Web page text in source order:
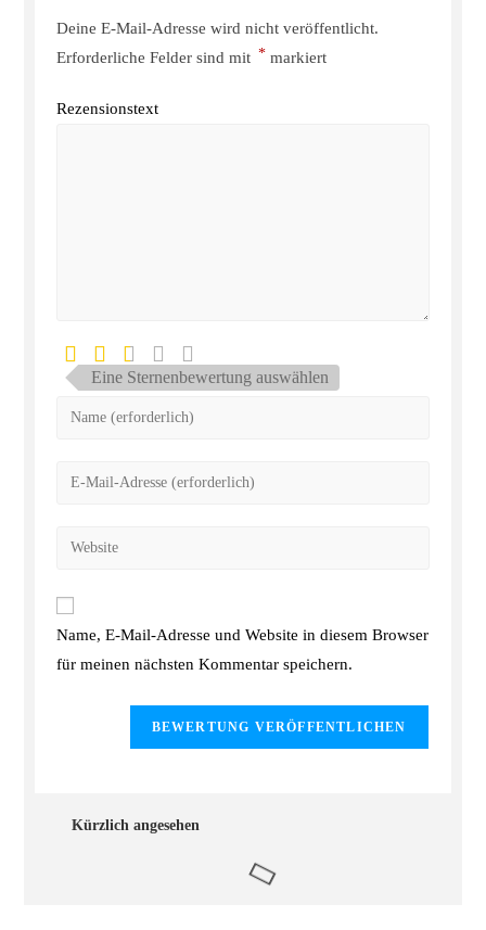
Deine E-Mail-Adresse wird nicht veröffentlicht.
Erforderliche Felder sind mit * markiert
Rezensionstext
Eine Sternenbewertung auswählen
Name, E-Mail-Adresse und Website in diesem Browser
für meinen nächsten Kommentar speichern.
Kürzlich angesehen